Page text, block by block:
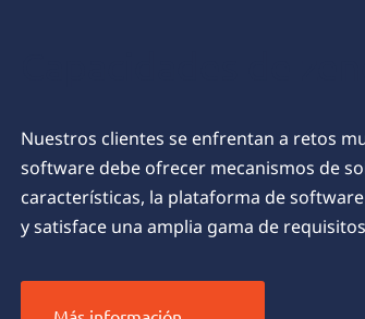
Nuestros clientes se enfrentan a retos
software debe ofrecer mecanismos de
características, la plataforma de
y satisface una amplia gama de